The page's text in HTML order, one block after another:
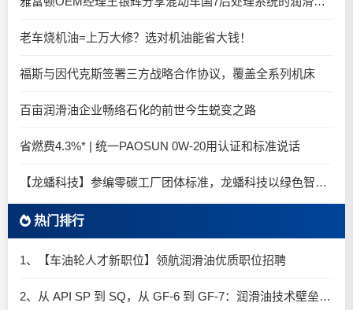
老车烧机油=上万大修？选对机油能省大钱！
福斯与因代克斯签署三方战略合作协议，覆盖全系列机床
百亩润滑油企业畅络石化的前世今生蜕变之路
省燃费4.3%* | 统一PAOSUN 0W-20用认证和标准说话
【龙蟠科技】参编零碳工厂团体标准，龙蟠科技以绿色智造锚定零碳未来
热门排行
1、【车油轮人才新职位】领航润滑油优质职位招聘
2、从 API SP 到 SQ，从 GF-6 到 GF-7：润滑油技术壁垒再升高，你准备好了吗？